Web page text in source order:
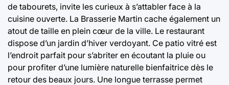
de tabourets, invite les curieux à s’attabler face à la
cuisine ouverte. La Brasserie Martin cache également un
atout de taille en plein cœur de la ville. Le restaurant
dispose d’un jardin d’hiver verdoyant. Ce patio vitré est
l’endroit parfait pour s’abriter en écoutant la pluie ou
pour profiter d’une lumière naturelle bienfaitrice dès le
retour des beaux jours. Une longue terrasse permet